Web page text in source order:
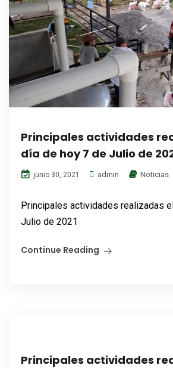
Principales actividades
día de hoy 7 de Julio de
junio 30, 2021 admin Noticias
Principales actividades realizadas
Julio de 2021
Continue Reading
Principales actividades